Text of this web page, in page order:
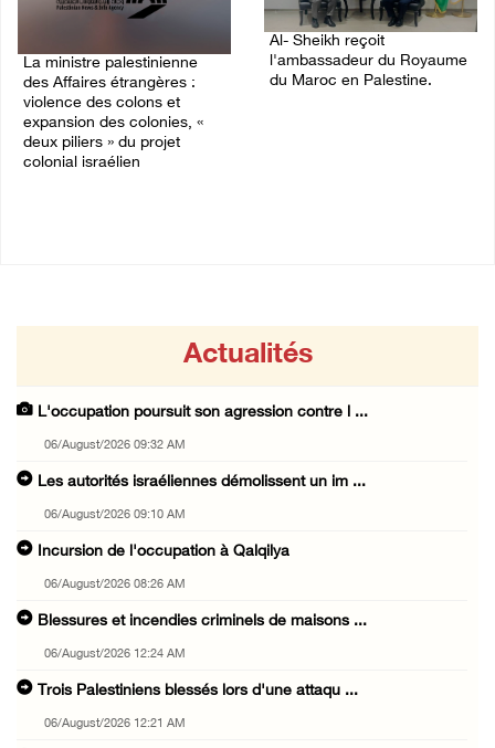
La ministre palestinienne
des Affaires étrangères :
violence des colons et
expansion des colonies, «
deux piliers » du projet
colonial israélien
Al- Sheikh reçoit
l'ambassadeur du Royaume
du Maroc en Palestine.
Actualités
L'occupation poursuit son agression contre l ...
06/August/2026 09:32 AM
Les autorités israéliennes démolissent un im ...
06/August/2026 09:10 AM
Incursion de l'occupation à Qalqilya
06/August/2026 08:26 AM
Blessures et incendies criminels de maisons ...
06/August/2026 12:24 AM
Trois Palestiniens blessés lors d'une attaqu ...
06/August/2026 12:21 AM